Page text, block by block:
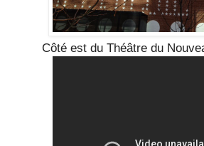
Côté est du Théâtre du